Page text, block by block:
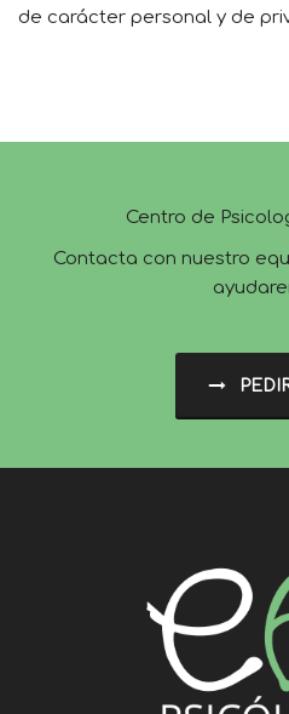
de carácter personal y de
Centro de
Contacta con nuestro